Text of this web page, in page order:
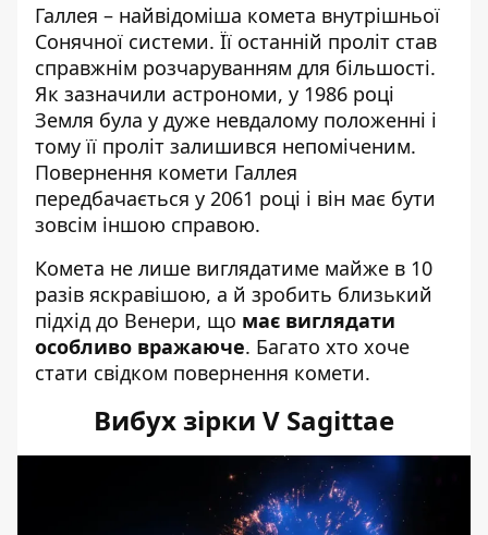
Галлея – найвідоміша комета внутрішньої
Сонячної системи. Її останній проліт став
справжнім розчаруванням для більшості.
Як зазначили астрономи, у 1986 році
Земля була у дуже невдалому положенні і
тому її проліт залишився непоміченим.
Повернення комети Галлея
передбачається у 2061 році і він має бути
зовсім іншою справою.
Комета не лише виглядатиме майже в 10
разів яскравішою, а й зробить близький
підхід до Венери, що має виглядати
особливо вражаюче. Багато хто хоче
стати свідком повернення комети.
Вибух зірки V Sagittae